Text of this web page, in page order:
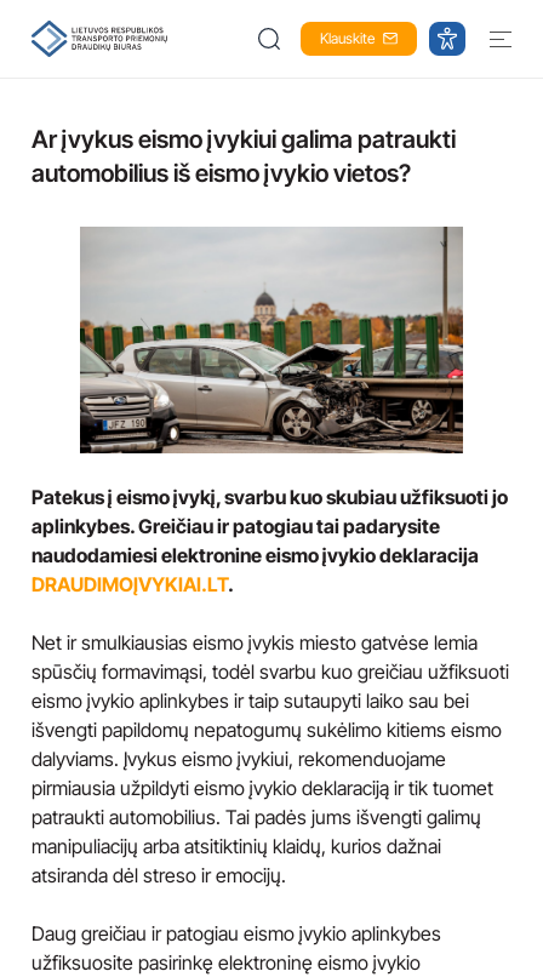
Klauskite
Ar įvykus eismo įvykiui galima patraukti
automobilius iš eismo įvykio vietos?
Patekus į eismo įvykį, svarbu kuo skubiau užfiksuoti jo
aplinkybes. Greičiau ir patogiau tai padarysite
naudodamiesi elektronine eismo įvykio deklaracija
DRAUDIMOĮVYKIAI.LT.
Net ir smulkiausias eismo įvykis miesto gatvėse lemia
spūsčių formavimąsi, todėl svarbu kuo greičiau užfiksuoti
eismo įvykio aplinkybes ir taip sutaupyti laiko sau bei
išvengti papildomų nepatogumų sukėlimo kitiems eismo
dalyviams. Įvykus eismo įvykiui, rekomenduojame
pirmiausia užpildyti eismo įvykio deklaraciją ir tik tuomet
patraukti automobilius. Tai padės jums išvengti galimų
manipuliacijų arba atsitiktinių klaidų, kurios dažnai
atsiranda dėl streso ir emocijų.
Daug greičiau ir patogiau eismo įvykio aplinkybes
užfiksuosite pasirinkę elektroninę eismo įvykio